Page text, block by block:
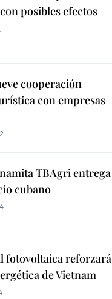
posibles efectos
cooperación
con empresas
TBAgri entrega
cubano
fotovoltaica reforzará
de Vietnam